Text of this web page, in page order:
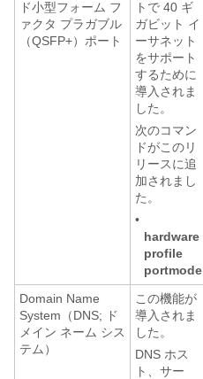
ド小型フォーム フ
ァクタ プラガブル
（QSFP+）ポート
トで 40 ギ
ガビット イ
ーサネット
をサポート
するために
導入されま
した。
次のコマン
ドがこのリ
リースに追
加されまし
た。
•
hardware
profile
portmode
Domain Name
System（DNS; ド
メイン ネーム シス
テム）
この機能が
導入されま
した。
DNS ホス
ト、サー